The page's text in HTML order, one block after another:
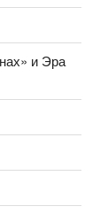
и Эра